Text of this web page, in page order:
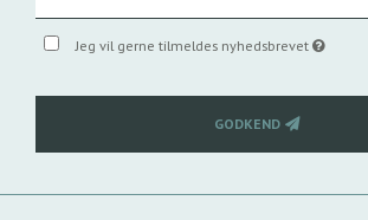
Jeg vil gerne tilmeldes nyhedsbrevet
GODKEND